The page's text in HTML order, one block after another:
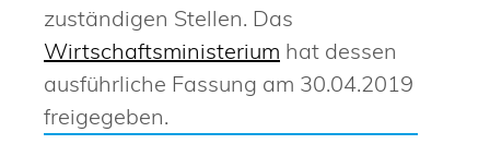
zuständigen Stellen. Das
Wirtschaftsministerium hat dessen
ausführliche Fassung am 30.04.2019
freigegeben.